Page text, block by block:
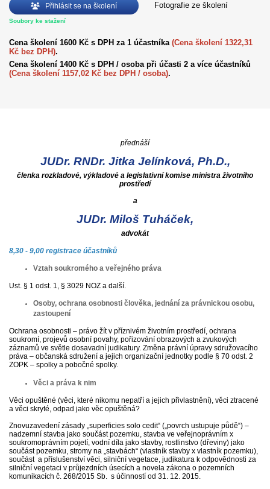
Přihlásit se na školení Fotografie ze školení
Soubory ke stažení
Cena školení 1600 Kč s DPH za 1 účastníka (Cena školení 1322,31
Kč bez DPH).
Cena školení 1400 Kč s DPH / osoba při účasti 2 a více účastníků
(Cena školení 1157,02 Kč bez DPH / osoba).
přednáší
JUDr. RNDr. Jitka Jelínková, Ph.D.,
členka rozkladové, výkladové a legislativní komise ministra životního
prostředí
a
JUDr. Miloš Tuháček,
advokát
8,30 - 9,00 registrace účastníků
Vztah soukromého a veřejného práva
Ust. § 1 odst. 1, § 3029 NOZ a další.
Osoby, ochrana osobnosti člověka, jednání za právnickou osobu,
zastoupení
Ochrana osobnosti – právo žít v příznivém životním prostředí, ochrana
soukromí, projevů osobní povahy, pořizování obrazových a zvukových
záznamů ve světle dosavadní judikatury. Změna právní úpravy sdružovacího
práva – občanská sdružení a jejich organizační jednotky podle § 70 odst. 2
ZOPK – spolky a pobočné spolky.
Věci a práva k nim
Věci opuštěné (věci, které nikomu nepatří a jejich přivlastnění), věci ztracené
a věci skryté, odpad jako věc opuštěná?
Znovuzavedení zásady „superficies solo cedit“ („povrch ustupuje půdě“) –
nadzemní stavba jako součást pozemku, stavba ve veřejnoprávním x
soukromoprávním pojetí, vodní díla jako stavby, rostlinstvo (dřeviny) jako
součást pozemku, stromy na „stavbách“ (vlastník stavby x vlastník pozemku),
součást a příslušenství věci, silniční vegetace, judikatura k odpovědnosti za
silniční vegetaci v průjezdních úsecích a novela zákona o pozemních
komunikacích č. 268/2015 Sb. s účinností od 31. 12. 2015.